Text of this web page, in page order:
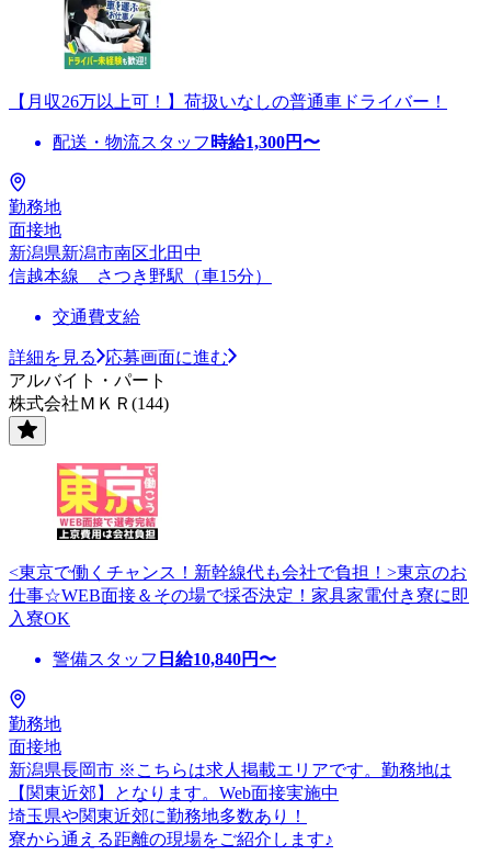
【月収26万以上可！】荷扱いなしの普通車ドライバー！
配送・物流スタッフ 時給1,300円〜
勤務地
面接地
新潟県新潟市南区北田中
信越本線 さつき野駅（車15分）
交通費支給
詳細を見る
応募画面に進む
アルバイト・パート
株式会社ＭＫＲ(144)
<東京で働くチャンス！新幹線代も会社で負担！>東京のお
仕事☆WEB面接＆その場で採否決定！家具家電付き寮に即
入寮OK
警備スタッフ 日給10,840円〜
勤務地
面接地
新潟県長岡市 ※こちらは求人掲載エリアです。勤務地は
【関東近郊】となります。Web面接実施中
埼玉県や関東近郊に勤務地多数あり！
寮から通える距離の現場をご紹介します♪